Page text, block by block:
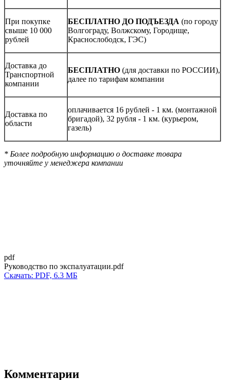
При покупке
свыше 10 000
рублей
БЕСПЛАТНО ДО ПОДЪЕЗДА (по городу
Волгограду, Волжскому, Городище,
Краснослободск, ГЭС)
Доставка до
Транспортной
компании
БЕСПЛАТНО (для доставки по РОССИИ),
далее по тарифам компании
Доставка по
области
оплачивается 16 рублей - 1 км. (монтажной
бригадой), 32 рубля - 1 км. (курьером,
газель)
* Более подробную информацию о доставке товара
уточняйте у менеджера компании
pdf
Руководство по экспалуатации.pdf
Скачать: PDF, 6.3 МБ
Комментарии